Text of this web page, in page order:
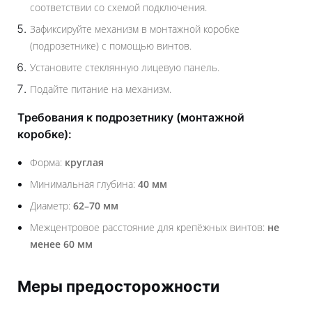
соответствии со схемой подключения.
Зафиксируйте механизм в монтажной коробке
(подрозетнике) с помощью винтов.
Установите стеклянную лицевую панель.
Подайте питание на механизм.
Требования к подрозетнику (монтажной
коробке):
Форма: круглая
Минимальная глубина: 40 мм
Диаметр: 62–70 мм
Межцентровое расстояние для крепёжных винтов: не
менее 60 мм
Меры предосторожности